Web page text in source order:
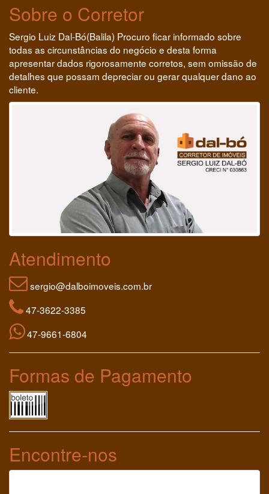
Sobre o Corretor
Sergio Luiz Dal-Bó(Balila) Procuro ficar informado sobre
todas as circunstâncias do negócio e desta forma
apresentar dados rigorosamente corretos, sem omissão de
detalhes que possam depreciar ou gerar qualquer dano ao
cliente.
Atendimento
sergio@dalboimoveis.com.br
47-3622-3385
47-9661-6804
Formas de Pagamento
Encontre-nos